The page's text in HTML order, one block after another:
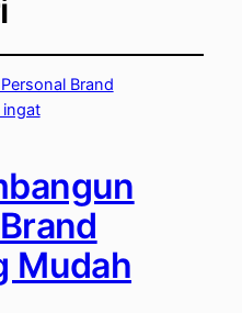
Mudah